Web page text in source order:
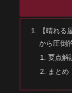
【晴れ
から圧倒
要点解
まとめ